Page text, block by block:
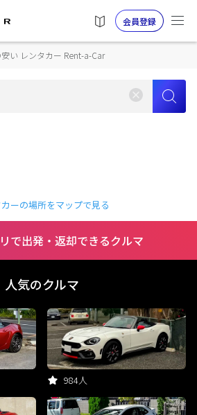
会員登録
い レンタカー Rent-a-Car
カーの場所をマップで見る
で出発・返却できるクルマ
人気のクルマ
984人